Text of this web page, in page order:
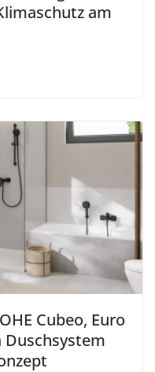
am
Cubeo, Euro
Duschsystem